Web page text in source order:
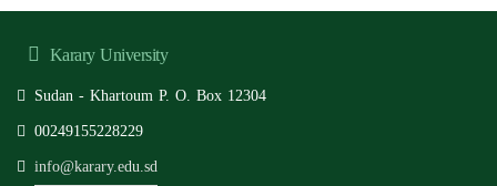
Karary University
Sudan - Khartoum P. O. Box 12304
00249155228229
info@karary.edu.sd